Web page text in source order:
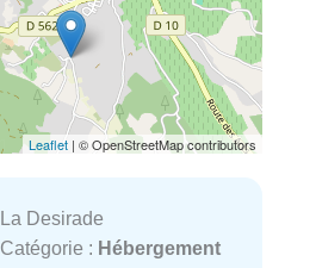
Leaflet | © OpenStreetMap contributors
La Desirade
Catégorie : Hébergement